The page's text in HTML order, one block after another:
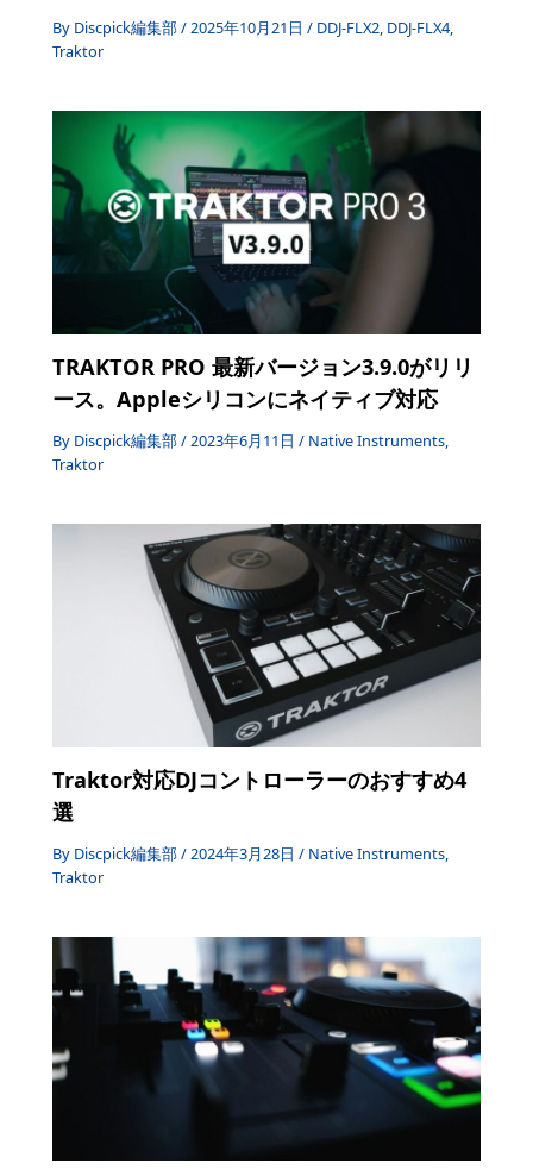
By Discpick編集部/2025年10月21日/ DDJ-FLX2, DDJ-FLX4,
Traktor
TRAKTOR PRO 最新バージョン3.9.0がリリ
ース。Appleシリコンにネイティブ対応
By Discpick編集部/2023年6月11日/ Native Instruments,
Traktor
Traktor対応DJコントローラーのおすすめ4
選
By Discpick編集部/2024年3月28日/ Native Instruments,
Traktor